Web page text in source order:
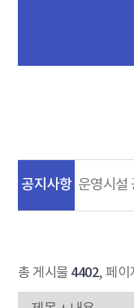
공지사항 운영시설
총 게시물 4402, 페이